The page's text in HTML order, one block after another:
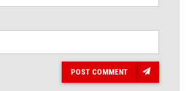
POST COMMENT